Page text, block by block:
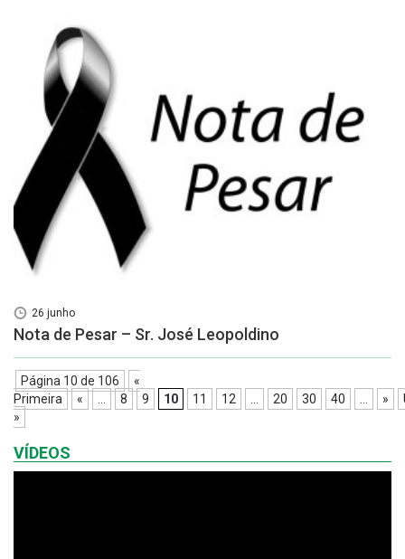
26 junho
Nota de Pesar – Sr. José Leopoldino
Página 10 de 106
«
Primeira
« 8 9 10 11 12 20 30 40 »
»
VÍDEOS